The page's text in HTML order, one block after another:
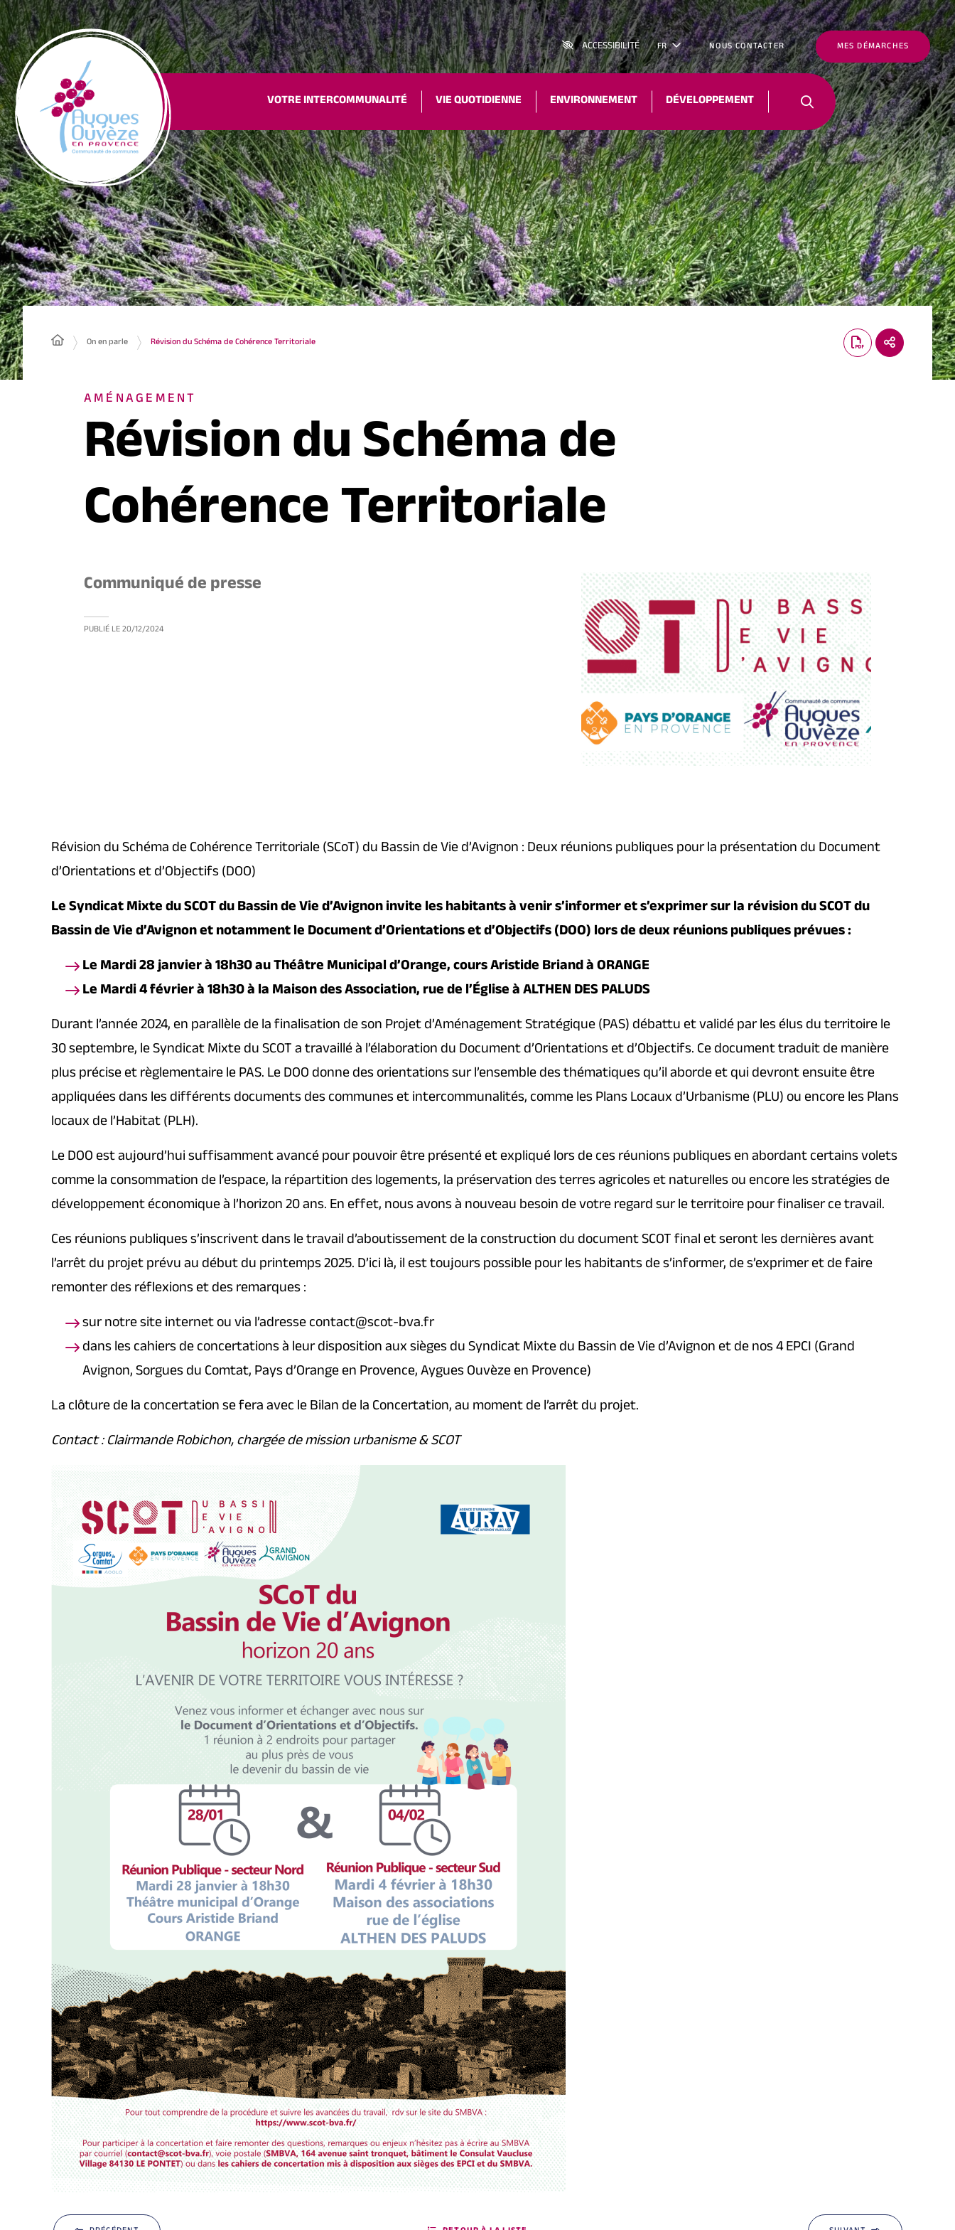
ACCESSIBILITÉ FR NOUS CONTACTER MES DÉMARCHES
VOTRE INTERCOMMUNALITÉ VIE QUOTIDIENNE ENVIRONNEMENT DÉVELOPPEMENT
On en parle Révision du Schéma de Cohérence Territoriale
AMÉNAGEMENT
Révision du Schéma de
Cohérence Territoriale
Communiqué de presse
PUBLIÉ LE20/12/2024
Révision du Schéma de Cohérence Territoriale (SCoT) du Bassin de Vie d’Avignon : Deux réunions publiques pour la présentation du Document
d’Orientations et d’Objectifs (DOO)
Le Syndicat Mixte du SCOT du Bassin de Vie d’Avignon invite les habitants à venir s’informer et s’exprimer sur la révision du SCOT du
Bassin de Vie d’Avignon et notamment le Document d’Orientations et d’Objectifs (DOO) lors de deux réunions publiques prévues :
Le Mardi 28 janvier à 18h30 au Théâtre Municipal d’Orange, cours Aristide Briand à ORANGE
Le Mardi 4 février à 18h30 à la Maison des Association, rue de l’Église à ALTHEN DES PALUDS
Durant l’année 2024, en parallèle de la finalisation de son Projet d’Aménagement Stratégique (PAS) débattu et validé par les élus du territoire le
30 septembre, le Syndicat Mixte du SCOT a travaillé à l’élaboration du Document d’Orientations et d’Objectifs. Ce document traduit de manière
plus précise et règlementaire le PAS. Le DOO donne des orientations sur l’ensemble des thématiques qu’il aborde et qui devront ensuite être
appliquées dans les différents documents des communes et intercommunalités, comme les Plans Locaux d’Urbanisme (PLU) ou encore les Plans
locaux de l’Habitat (PLH).
Le DOO est aujourd’hui suffisamment avancé pour pouvoir être présenté et expliqué lors de ces réunions publiques en abordant certains volets
comme la consommation de l’espace, la répartition des logements, la préservation des terres agricoles et naturelles ou encore les stratégies de
développement économique à l’horizon 20 ans. En effet, nous avons à nouveau besoin de votre regard sur le territoire pour finaliser ce travail.
Ces réunions publiques s’inscrivent dans le travail d’aboutissement de la construction du document SCOT final et seront les dernières avant
l’arrêt du projet prévu au début du printemps 2025. D’ici là, il est toujours possible pour les habitants de s’informer, de s’exprimer et de faire
remonter des réflexions et des remarques :
sur notre site internet ou via l’adresse contact@scot-bva.fr
dans les cahiers de concertations à leur disposition aux sièges du Syndicat Mixte du Bassin de Vie d’Avignon et de nos 4 EPCI (Grand
Avignon, Sorgues du Comtat, Pays d’Orange en Provence, Aygues Ouvèze en Provence)
La clôture de la concertation se fera avec le Bilan de la Concertation, au moment de l’arrêt du projet.
Contact : Clairmande Robichon, chargée de mission urbanisme & SCOT